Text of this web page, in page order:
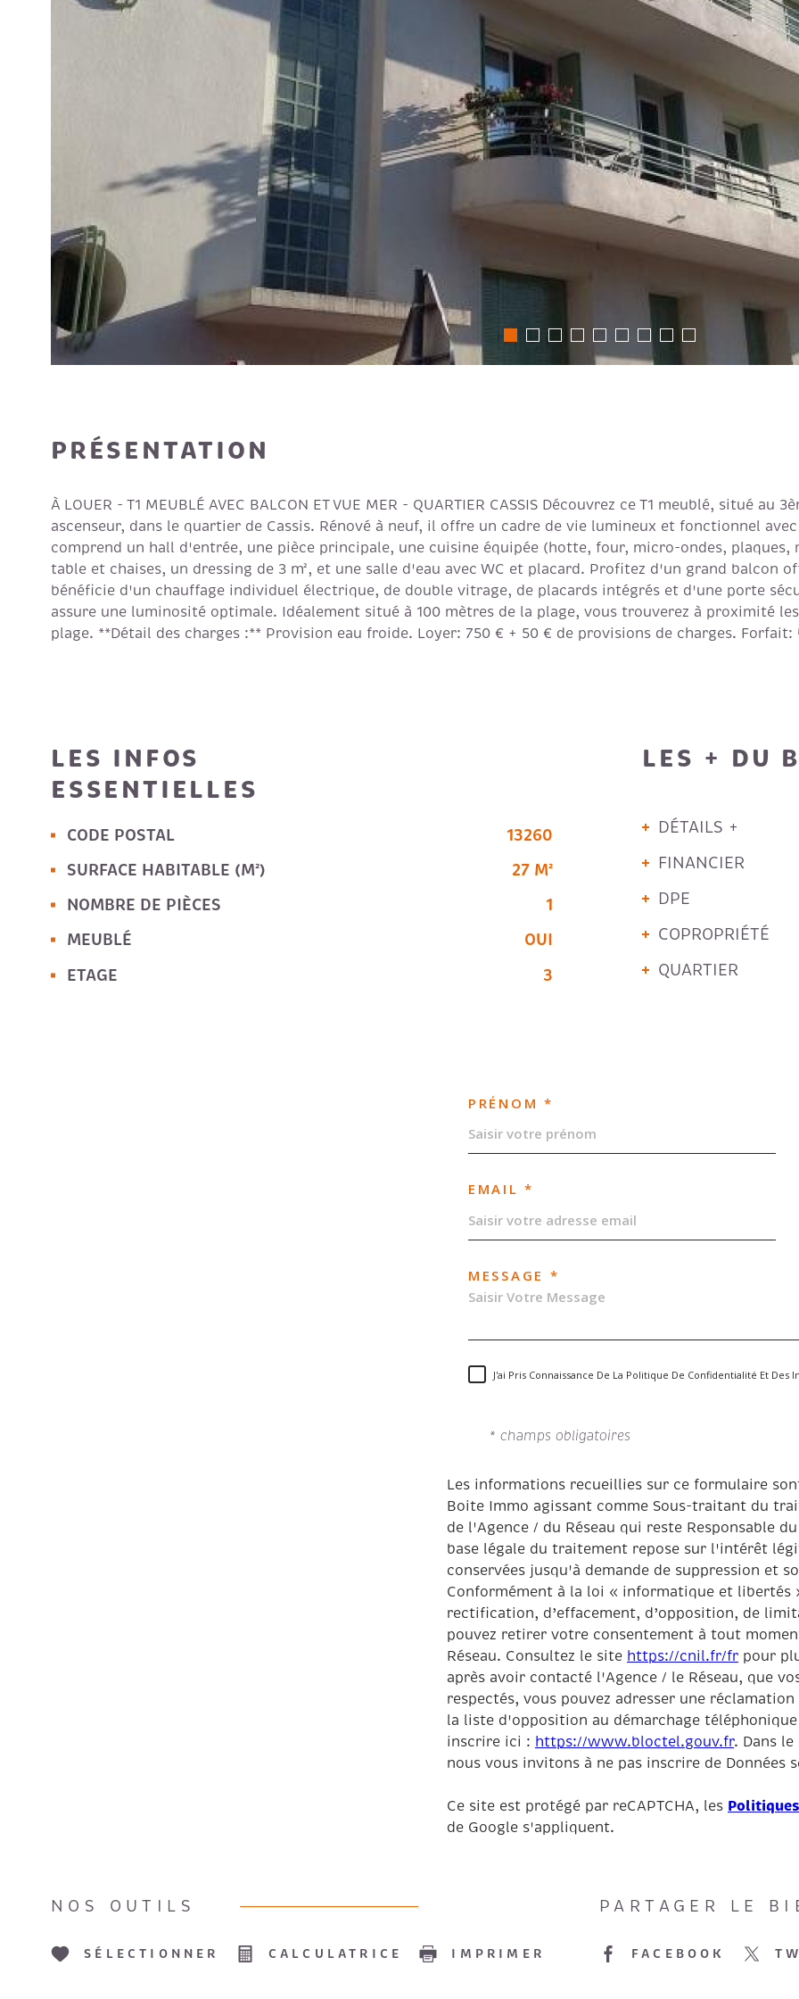
PRÉSENTATION
À LOUER - T1 MEUBLÉ AVEC BALCON ET VUE MER - QUARTIER CASSIS Découvrez ce T1 meublé, situé
ascenseur, dans le quartier de Cassis. Rénové à neuf, il offre un cadre de vie lumineux et fonctionnel
comprend un hall d'entrée, une pièce principale, une cuisine équipée (hotte, four, micro-ondes,
table et chaises, un dressing de 3 m², et une salle d'eau avec WC et placard. Profitez d'un grand balcon
bénéficie d'un chauffage individuel électrique, de double vitrage, de placards intégrés et d'une porte
assure une luminosité optimale. Idéalement situé à 100 mètres de la plage, vous trouverez à proximité
plage. **Détail des charges :** Provision eau froide. Loyer: 750 € + 50 € de provisions de charges. Forfait:
LES INFOS
ESSENTIELLES
Caractérisque Valeurs
CODE POSTAL
13260
SURFACE HABITABLE (M²)
27 M²
NOMBRE DE PIÈCES
1
MEUBLÉ
OUI
ETAGE
3
LES + DU
DÉTAILS +
FINANCIER
DPE
COPROPRIÉTÉ
QUARTIER
PRÉNOM *
EMAIL *
MESSAGE *
J'ai Pris Connaissance De La Politique De Confidentialité Et
* champs obligatoires
Les informations recueillies sur ce formulaire
Boite Immo agissant comme Sous-traitant du
de l'Agence / du Réseau qui reste Responsable
base légale du traitement repose sur l'intérêt
conservées jusqu'à demande de suppression et
Conformément à la loi « informatique et libertés
rectification, d’effacement, d’opposition, de
pouvez retirer votre consentement à tout
Réseau. Consultez le site https://cnil.fr/fr pour
après avoir contacté l'Agence / le Réseau, que
respectés, vous pouvez adresser une
la liste d'opposition au démarchage
inscrire ici : https://www.bloctel.gouv.fr. Dans
nous vous invitons à ne pas inscrire de Données
Ce site est protégé par reCAPTCHA, les
de Google s'appliquent.
NOS OUTILS
SÉLECTIONNER CALCULATRICE IMPRIMER
PARTAGER LE
FACEBOOK